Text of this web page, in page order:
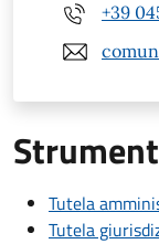
+39
Tutela
Tutela